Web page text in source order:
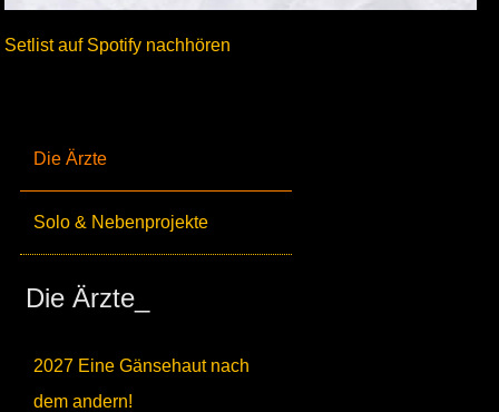
Die Ärzte
Solo & Nebenprojekte
Die Ärzte_
2027 Eine Gänsehaut nach
dem andern!
Setlist auf Spotify nachhören